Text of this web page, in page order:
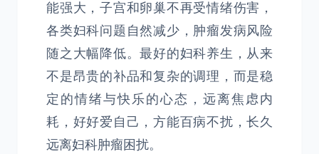
能强大，子宫和卵巢不再受情绪伤害，
各类妇科问题自然减少，肿瘤发病风险
随之大幅降低。最好的妇科养生，从来
不是昂贵的补品和复杂的调理，而是稳
定的情绪与快乐的心态，远离焦虑内
耗，好好爱自己，方能百病不扰，长久
远离妇科肿瘤困扰。